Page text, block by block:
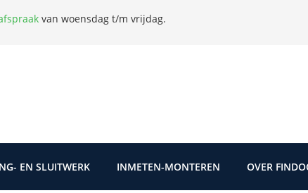
van woensdag t/m vrijdag.
EN SLUITWERK INMETEN-MONTEREN OVER